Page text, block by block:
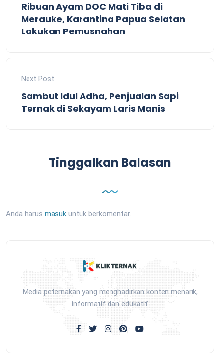
Ribuan Ayam DOC Mati Tiba di
Merauke, Karantina Papua Selatan
Lakukan Pemusnahan
Next Post
Sambut Idul Adha, Penjualan Sapi
Ternak di Sekayam Laris Manis
Tinggalkan Balasan
Anda harus masuk untuk berkomentar.
Media peternakan yang menghadirkan konten menarik,
informatif dan edukatif